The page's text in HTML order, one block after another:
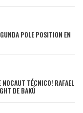
POLE POSITION EN
NOCAUT TÉCNICO! RAFAEL
DE BAKÚ